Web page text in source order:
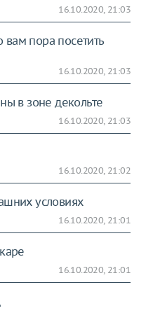
16.10.2020, 21:03
вам пора посетить
16.10.2020, 21:03
в зоне декольте
16.10.2020, 21:03
16.10.2020, 21:02
условиях
16.10.2020, 21:01
16.10.2020, 21:01